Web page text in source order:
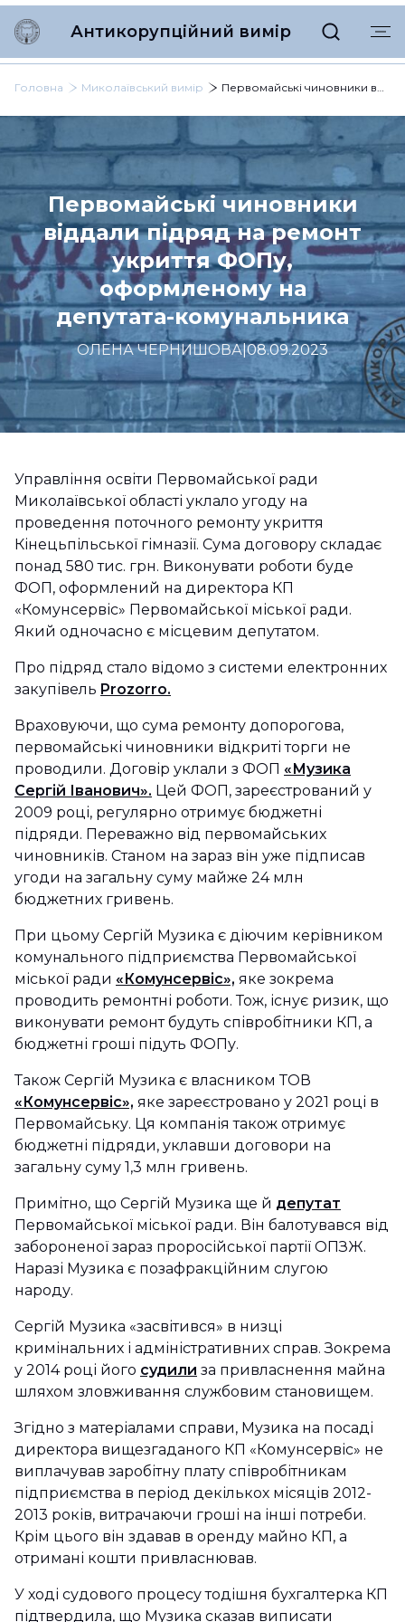
Антикорупційний вимір
Головна Миколаївський вимір Первомайські чиновники віддали підряд на ремонт укриття ФОПу, оформленому на депутата-комунальника
Первомайські чиновники
віддали підряд на ремонт
укриття ФОПу,
оформленому на
депутата-комунальника
ОЛЕНА ЧЕРНИШОВА|08.09.2023
Управління освіти Первомайської ради
Миколаївської області уклало угоду на
проведення поточного ремонту укриття
Кінецьпільської гімназії. Сума договору складає
понад 580 тис. грн. Виконувати роботи буде
ФОП, оформлений на директора КП
«Комунсервіс» Первомайської міської ради.
Який одночасно є місцевим депутатом.
Про підряд стало відомо з системи електронних
закупівель Prozorro.
Враховуючи, що сума ремонту допорогова,
первомайські чиновники відкриті торги не
проводили. Договір уклали з ФОП «Музика
Сергій Іванович». Цей ФОП, зареєстрований у
2009 році, регулярно отримує бюджетні
підряди. Переважно від первомайських
чиновників. Станом на зараз він уже підписав
угоди на загальну суму майже 24 млн
бюджетних гривень.
При цьому Сергій Музика є діючим керівником
комунального підприємства Первомайської
міської ради «Комунсервіс», яке зокрема
проводить ремонтні роботи. Тож, існує ризик, що
виконувати ремонт будуть співробітники КП, а
бюджетні гроші підуть ФОПу.
Також Сергій Музика є власником ТОВ
«Комунсервіс», яке зареєстровано у 2021 році в
Первомайську. Ця компанія також отримує
бюджетні підряди, уклавши договори на
загальну суму 1,3 млн гривень.
Примітно, що Сергій Музика ще й депутат
Первомайської міської ради. Він балотувався від
забороненої зараз проросійської партії ОПЗЖ.
Наразі Музика є позафракційним слугою
народу.
Сергій Музика «засвітився» в низці
кримінальних і адміністративних справ. Зокрема
у 2014 році його судили за привласнення майна
шляхом зловживання службовим становищем.
Згідно з матеріалами справи, Музика на посаді
директора вищезгаданого КП «Комунсервіс» не
виплачував заробітну плату співробітникам
підприємства в період декількох місяців 2012-
2013 років, витрачаючи гроші на інші потреби.
Крім цього він здавав в оренду майно КП, а
отримані кошти привласнював.
У ході судового процесу тодішня бухгалтерка КП
підтвердила, що Музика сказав виписати